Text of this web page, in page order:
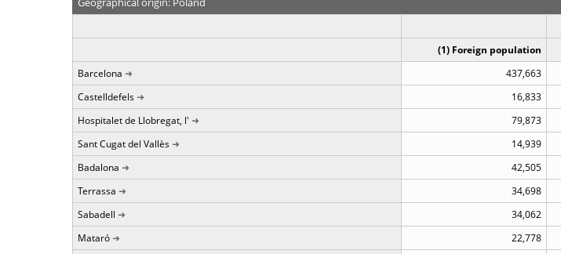
(1) Foreign population
Barcelona
437,663
Castelldefels
16,833
Hospitalet de Llobregat, l'
79,873
Sant Cugat del Vallès
14,939
Badalona
42,505
Terrassa
34,698
Sabadell
34,062
Mataró
22,778